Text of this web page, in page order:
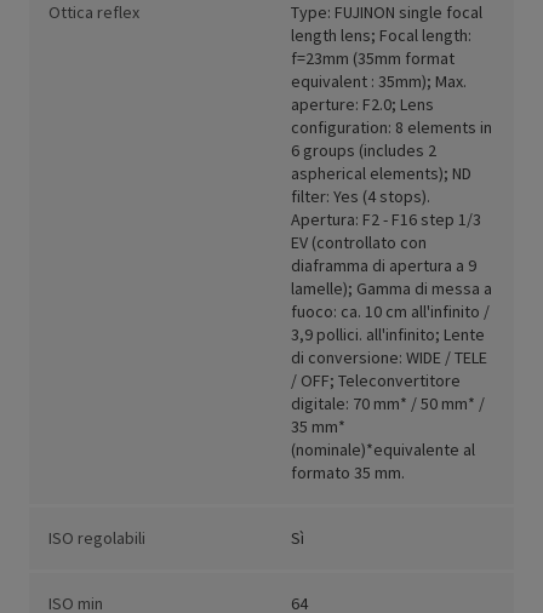
Ottica reflex
Type: FUJINON single focal
length lens; Focal length:
f=23mm (35mm format
equivalent : 35mm); Max.
aperture: F2.0; Lens
configuration: 8 elements in
6 groups (includes 2
aspherical elements); ND
filter: Yes (4 stops).
Apertura: F2 - F16 step 1/3
EV (controllato con
diaframma di apertura a 9
lamelle); Gamma di messa a
fuoco: ca. 10 cm all'infinito /
3,9 pollici. all'infinito; Lente
di conversione: WIDE / TELE
/ OFF; Teleconvertitore
digitale: 70 mm* / 50 mm* /
35 mm*
(nominale)*equivalente al
formato 35 mm.
ISO regolabili Sì
ISO min 64